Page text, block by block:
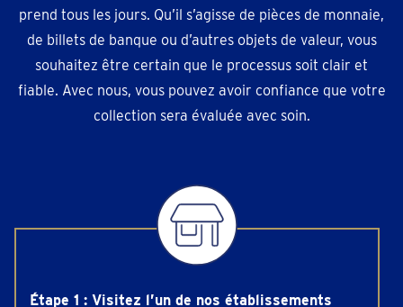
prend tous les jours. Qu’il s’agisse de pièces de monnaie,
de billets de banque ou d’autres objets de valeur, vous
souhaitez être certain que le processus soit clair et
fiable. Avec nous, vous pouvez avoir confiance que votre
collection sera évaluée avec soin.
Étape 1 : Visitez l’un de nos établissements